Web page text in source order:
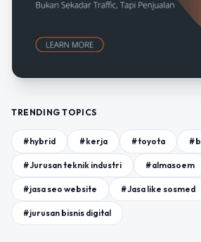
TRENDING TOPICS
#hybrid #kerja #toyota
#Jurusan teknik industri #almasoem
#jasa seo website #Jasa like sosmed
#jurusan bisnis digital